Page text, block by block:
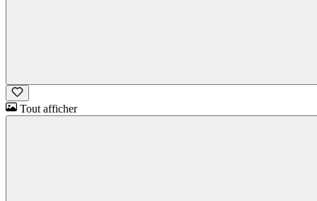
Tout afficher